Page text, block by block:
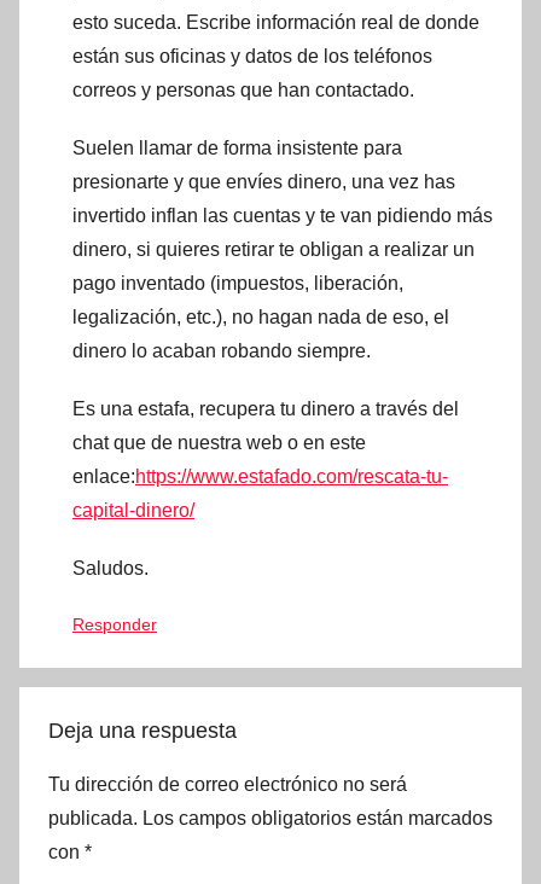
esto suceda. Escribe información real de donde
están sus oficinas y datos de los teléfonos
correos y personas que han contactado.
Suelen llamar de forma insistente para
presionarte y que envíes dinero, una vez has
invertido inflan las cuentas y te van pidiendo más
dinero, si quieres retirar te obligan a realizar un
pago inventado (impuestos, liberación,
legalización, etc.), no hagan nada de eso, el
dinero lo acaban robando siempre.
Es una estafa, recupera tu dinero a través del
chat que de nuestra web o en este
enlace:https://www.estafado.com/rescata-tu-
capital-dinero/
Saludos.
Responder
Deja una respuesta
Tu dirección de correo electrónico no será
publicada. Los campos obligatorios están marcados
con *